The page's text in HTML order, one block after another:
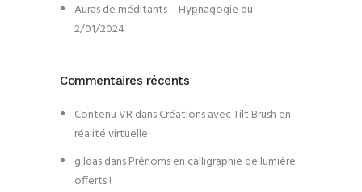
Auras de méditants – Hypnagogie du
2/01/2024
Commentaires récents
Contenu VRdansCréations avec Tilt Brush en
réalité virtuelle
gildasdansPrénoms en calligraphie de lumière
offerts !